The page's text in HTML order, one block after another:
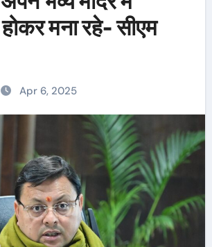
होकर मना रहे- सीएम
Apr 6, 2025